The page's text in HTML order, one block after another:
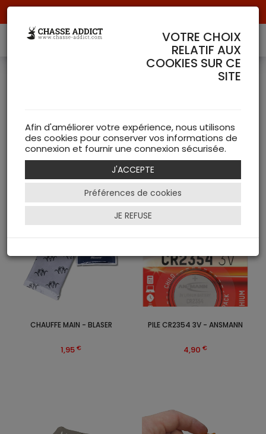
NEW
Filtrer
CHAUFFE MAIN - BLASER
1,95 €
PILE CR2354 3V - ANSMANN
4,90 €
VOTRE CHOIX
RELATIF AUX
COOKIES SUR CE
SITE
Afin d'améliorer votre expérience, nous utilisons
des cookies pour conserver vos informations de
connexion et fournir une connexion sécurisée.
J'ACCEPTE
Préférences de cookies
JE REFUSE